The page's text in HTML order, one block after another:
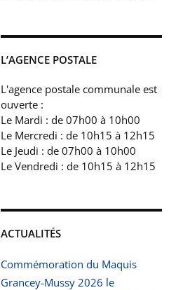
L’AGENCE POSTALE
L'agence postale communale est
ouverte :
Le Mardi : de 07h00 à 10h00
Le Mercredi : de 10h15 à 12h15
Le Jeudi : de 07h00 à 10h00
Le Vendredi : de 10h15 à 12h15
ACTUALITÉS
Commémoration du Maquis
Grancey-Mussy 2026 le